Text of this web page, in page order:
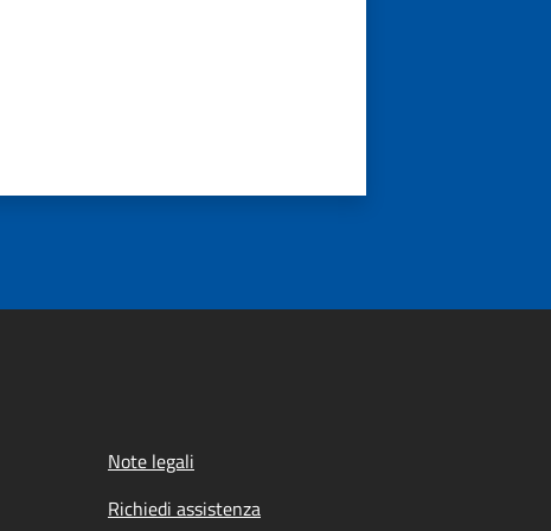
Note legali
Richiedi assistenza